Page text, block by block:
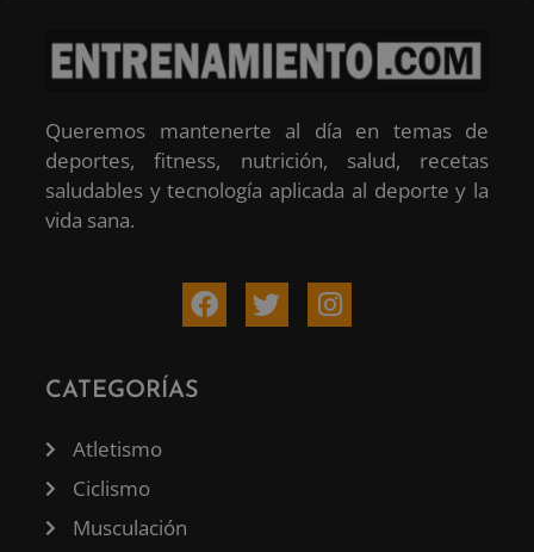
Queremos mantenerte al día en temas de
deportes, fitness, nutrición, salud, recetas
saludables y tecnología aplicada al deporte y la
vida sana.
CATEGORÍAS
Atletismo
Ciclismo
Musculación